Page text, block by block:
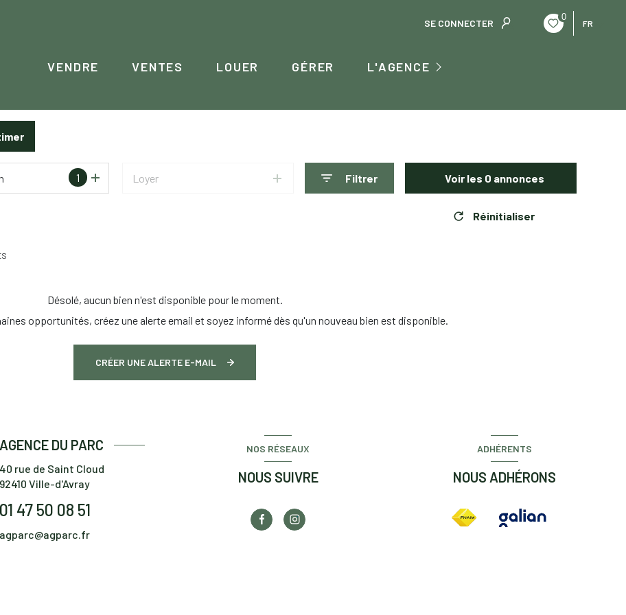
SE CONNECTER
0
FR
VENDRE VENTES LOUER GÉRER L'AGENCE
1 Loyer Filtrer Voir les 0 annonces
Réinitialiser
Désolé, aucun bien n'est disponible pour le moment.
opportunités, créez une alerte email et soyez informé dès qu'un nouveau bien est disponible.
CRÉER UNE ALERTE E-MAIL
AGENCE DU PARC
40 rue de Saint Cloud
92410 Ville-d'Avray
01 47 50 08 51
agparc@agparc.fr
NOS RÉSEAUX
NOUS SUIVRE
ADHÉRENTS
NOUS ADHÉRONS